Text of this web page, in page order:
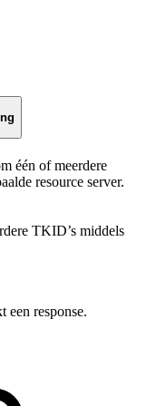
één of meerdere
resource server.
TKID’s middels
een response.